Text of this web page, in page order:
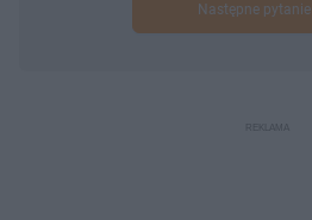
Następne pytanie